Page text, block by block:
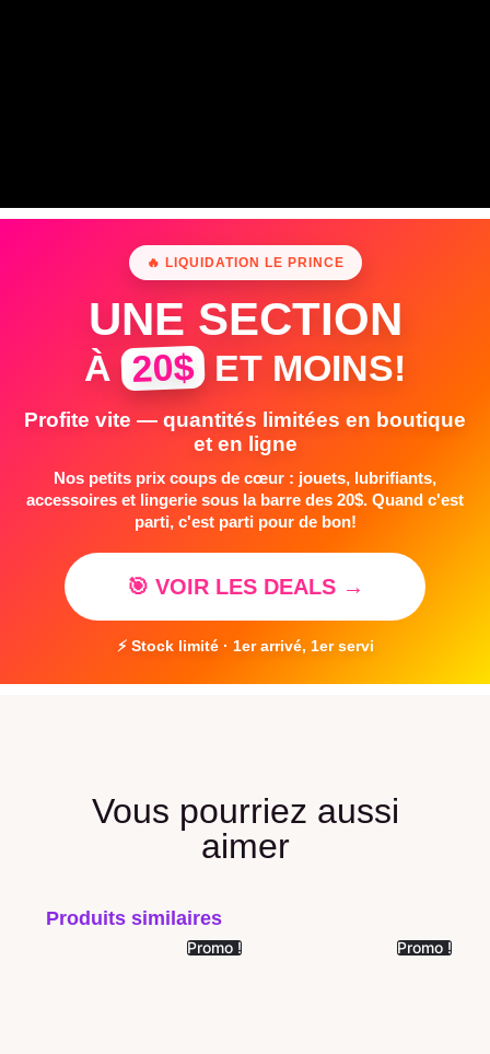
🔥 LIQUIDATION LE PRINCE
UNE SECTION
À 20$ ET MOINS!
Profite vite — quantités limitées en boutique
et en ligne
Nos petits prix coups de cœur : jouets, lubrifiants,
accessoires et lingerie sous la barre des 20$. Quand c'est
parti, c'est parti pour de bon!
🎯 VOIR LES DEALS →
⚡ Stock limité · 1er arrivé, 1er servi
Vous pourriez aussi
aimer
Produits similaires
Promo ! Promo !